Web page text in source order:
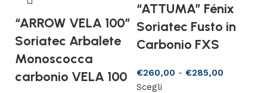
“ARROW VELA 100”
Soriatec Arbalete
Monoscocca
carbonio VELA 100
“ATTUMA” Fénix
Soriatec Fusto in
Carbonio FXS
€260,00 - €285,00
Scegli